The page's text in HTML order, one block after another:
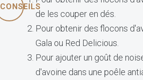
CONSEILS
de les couper en dés.
Pour obtenir des flocons
Gala ou Red Delicious.
Pour ajouter un goût de
d'avoine dans une poêle